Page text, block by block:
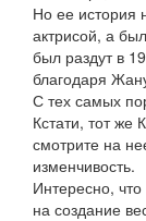
Но ее история
актрисой, а
был раздут в
благодаря
С тех самых
Кстати, тот
смотрите на
изменчивость.
Интересно,
на создание